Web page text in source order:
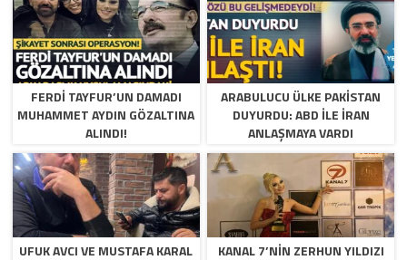
FERDI TAYFUR’UN DAMADI
MUHAMMET AYDIN GÖZALTINA
ALINDI!
ARABULUCU ÜLKE PAKISTAN
DUYURDU: ABD ILE İRAN
ANLAŞMAYA VARDI
UFUK AVCI VE MUSTAFA KARAL
KANAL 7’NİN ZERHUN YILDIZI